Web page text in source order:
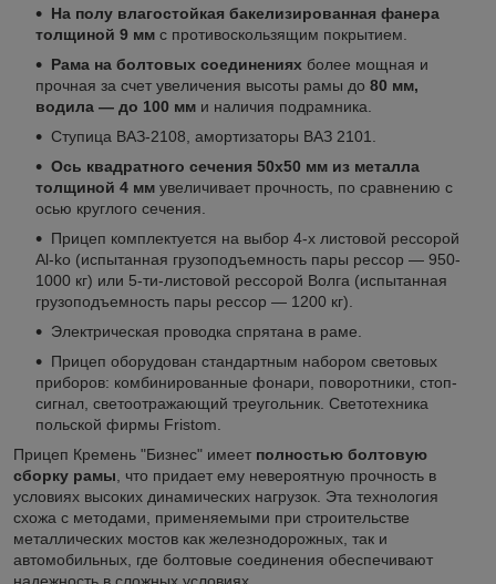
На полу влагостойкая бакелизированная фанера
толщиной 9 мм с противоскользящим покрытием.
Рама на болтовых соединениях более мощная и
прочная за счет увеличения высоты рамы до 80 мм,
водила — до 100 мм и наличия подрамника.
Ступица ВАЗ-2108, амортизаторы ВАЗ 2101.
Ось квадратного сечения 50х50 мм из металла
толщиной 4 мм увеличивает прочность, по сравнению с
осью круглого сечения.
Прицеп комплектуется на выбор 4-х листовой рессорой
Al-ko (испытанная грузоподъемность пары рессор — 950-
1000 кг) или 5-ти-листовой рессорой Волга (испытанная
грузоподъемность пары рессор — 1200 кг).
Электрическая проводка спрятана в раме.
Прицеп оборудован стандартным набором световых
приборов: комбинированные фонари, поворотники, стоп-
сигнал, светоотражающий треугольник. Светотехника
польской фирмы Fristom.
Прицеп Кремень "Бизнес" имеет полностью болтовую
сборку рамы , что придает ему невероятную прочность в
условиях высоких динамических нагрузок. Эта технология
схожа с методами, применяемыми при строительстве
металлических мостов как железнодорожных, так и
автомобильных, где болтовые соединения обеспечивают
надежность в сложных условиях.